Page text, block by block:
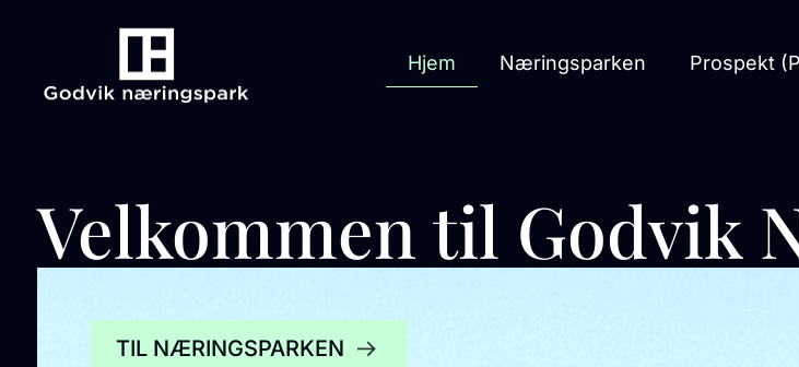
Hjem Næringsparken Prospekt
Velkommen til Godvik
TIL NÆRINGSPARKEN